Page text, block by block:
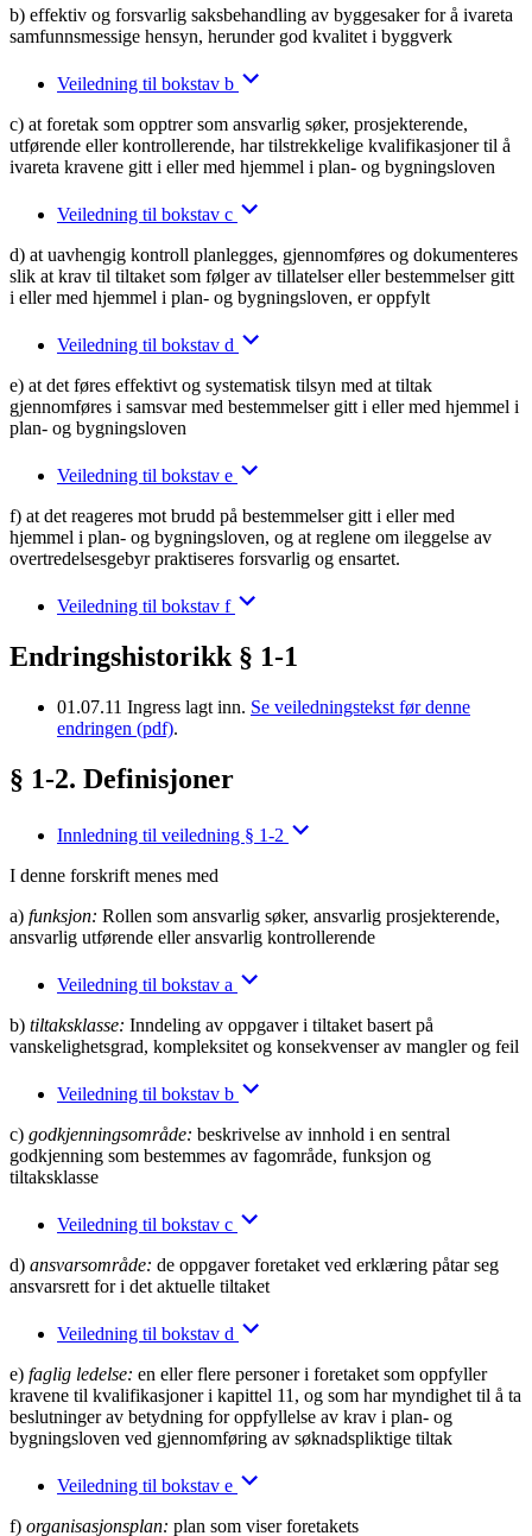
b) effektiv og forsvarlig saksbehandling av byggesaker for å ivareta
samfunnsmessige hensyn, herunder god kvalitet i byggverk
Veiledning til bokstav b
c) at foretak som opptrer som ansvarlig søker, prosjekterende,
utførende eller kontrollerende, har tilstrekkelige kvalifikasjoner til å
ivareta kravene gitt i eller med hjemmel i plan- og bygningsloven
Veiledning til bokstav c
d) at uavhengig kontroll planlegges, gjennomføres og dokumenteres
slik at krav til tiltaket som følger av tillatelser eller bestemmelser gitt
i eller med hjemmel i plan- og bygningsloven, er oppfylt
Veiledning til bokstav d
e) at det føres effektivt og systematisk tilsyn med at tiltak
gjennomføres i samsvar med bestemmelser gitt i eller med hjemmel i
plan- og bygningsloven
Veiledning til bokstav e
f) at det reageres mot brudd på bestemmelser gitt i eller med
hjemmel i plan- og bygningsloven, og at reglene om ileggelse av
overtredelsesgebyr praktiseres forsvarlig og ensartet.
Veiledning til bokstav f
Endringshistorikk § 1-1
01.07.11 Ingress lagt inn. Se veiledningstekst før denne
endringen (pdf).
§ 1-2. Definisjoner
Innledning til veiledning § 1-2
I denne forskrift menes med
a) funksjon: Rollen som ansvarlig søker, ansvarlig prosjekterende,
ansvarlig utførende eller ansvarlig kontrollerende
Veiledning til bokstav a
b) tiltaksklasse: Inndeling av oppgaver i tiltaket basert på
vanskelighetsgrad, kompleksitet og konsekvenser av mangler og feil
Veiledning til bokstav b
c) godkjenningsområde: beskrivelse av innhold i en sentral
godkjenning som bestemmes av fagområde, funksjon og
tiltaksklasse
Veiledning til bokstav c
d) ansvarsområde: de oppgaver foretaket ved erklæring påtar seg
ansvarsrett for i det aktuelle tiltaket
Veiledning til bokstav d
e) faglig ledelse: en eller flere personer i foretaket som oppfyller
kravene til kvalifikasjoner i kapittel 11, og som har myndighet til å ta
beslutninger av betydning for oppfyllelse av krav i plan- og
bygningsloven ved gjennomføring av søknadspliktige tiltak
Veiledning til bokstav e
f) organisasjonsplan: plan som viser foretakets